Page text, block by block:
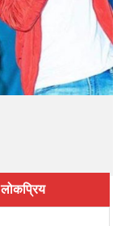
लोकप्रिय